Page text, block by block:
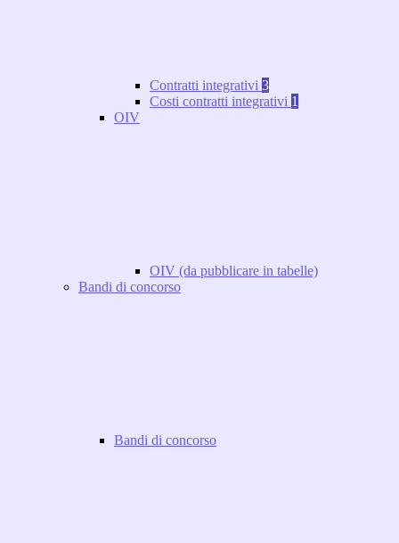
Contratti integrativi 3
Costi contratti integrativi 1
OIV
OIV (da pubblicare in tabelle)
Bandi di concorso
Bandi di concorso